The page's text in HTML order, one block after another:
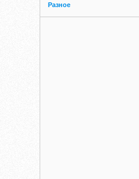
Разное